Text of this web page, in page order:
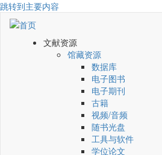
跳转到主要内容
文献资源
馆藏资源
数据库
电子图书
电子期刊
古籍
视频/音频
随书光盘
工具与软件
学位论文